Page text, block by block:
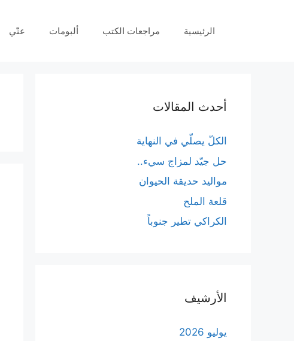
الرئيسية مراجعات الكتب ألبومات عنّي
أحدث المقالات
الكلّ يصلّي في النهاية
حل جيّد لمزاج سيء..
مواليد حديقة الحيوان
قلعة الملح
الكراكي تطير جنوباً
الأرشيف
يوليو 2026